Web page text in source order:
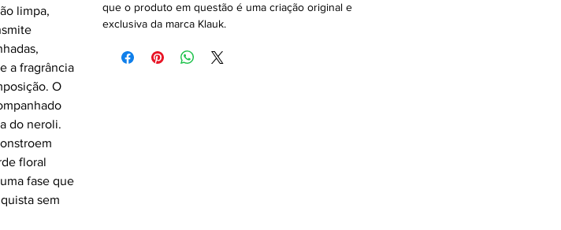
limpa,
a fragrância
O
do neroli.
floral
fase que
sem
que o produto em questão é uma criação original e
exclusiva da marca Klauk.